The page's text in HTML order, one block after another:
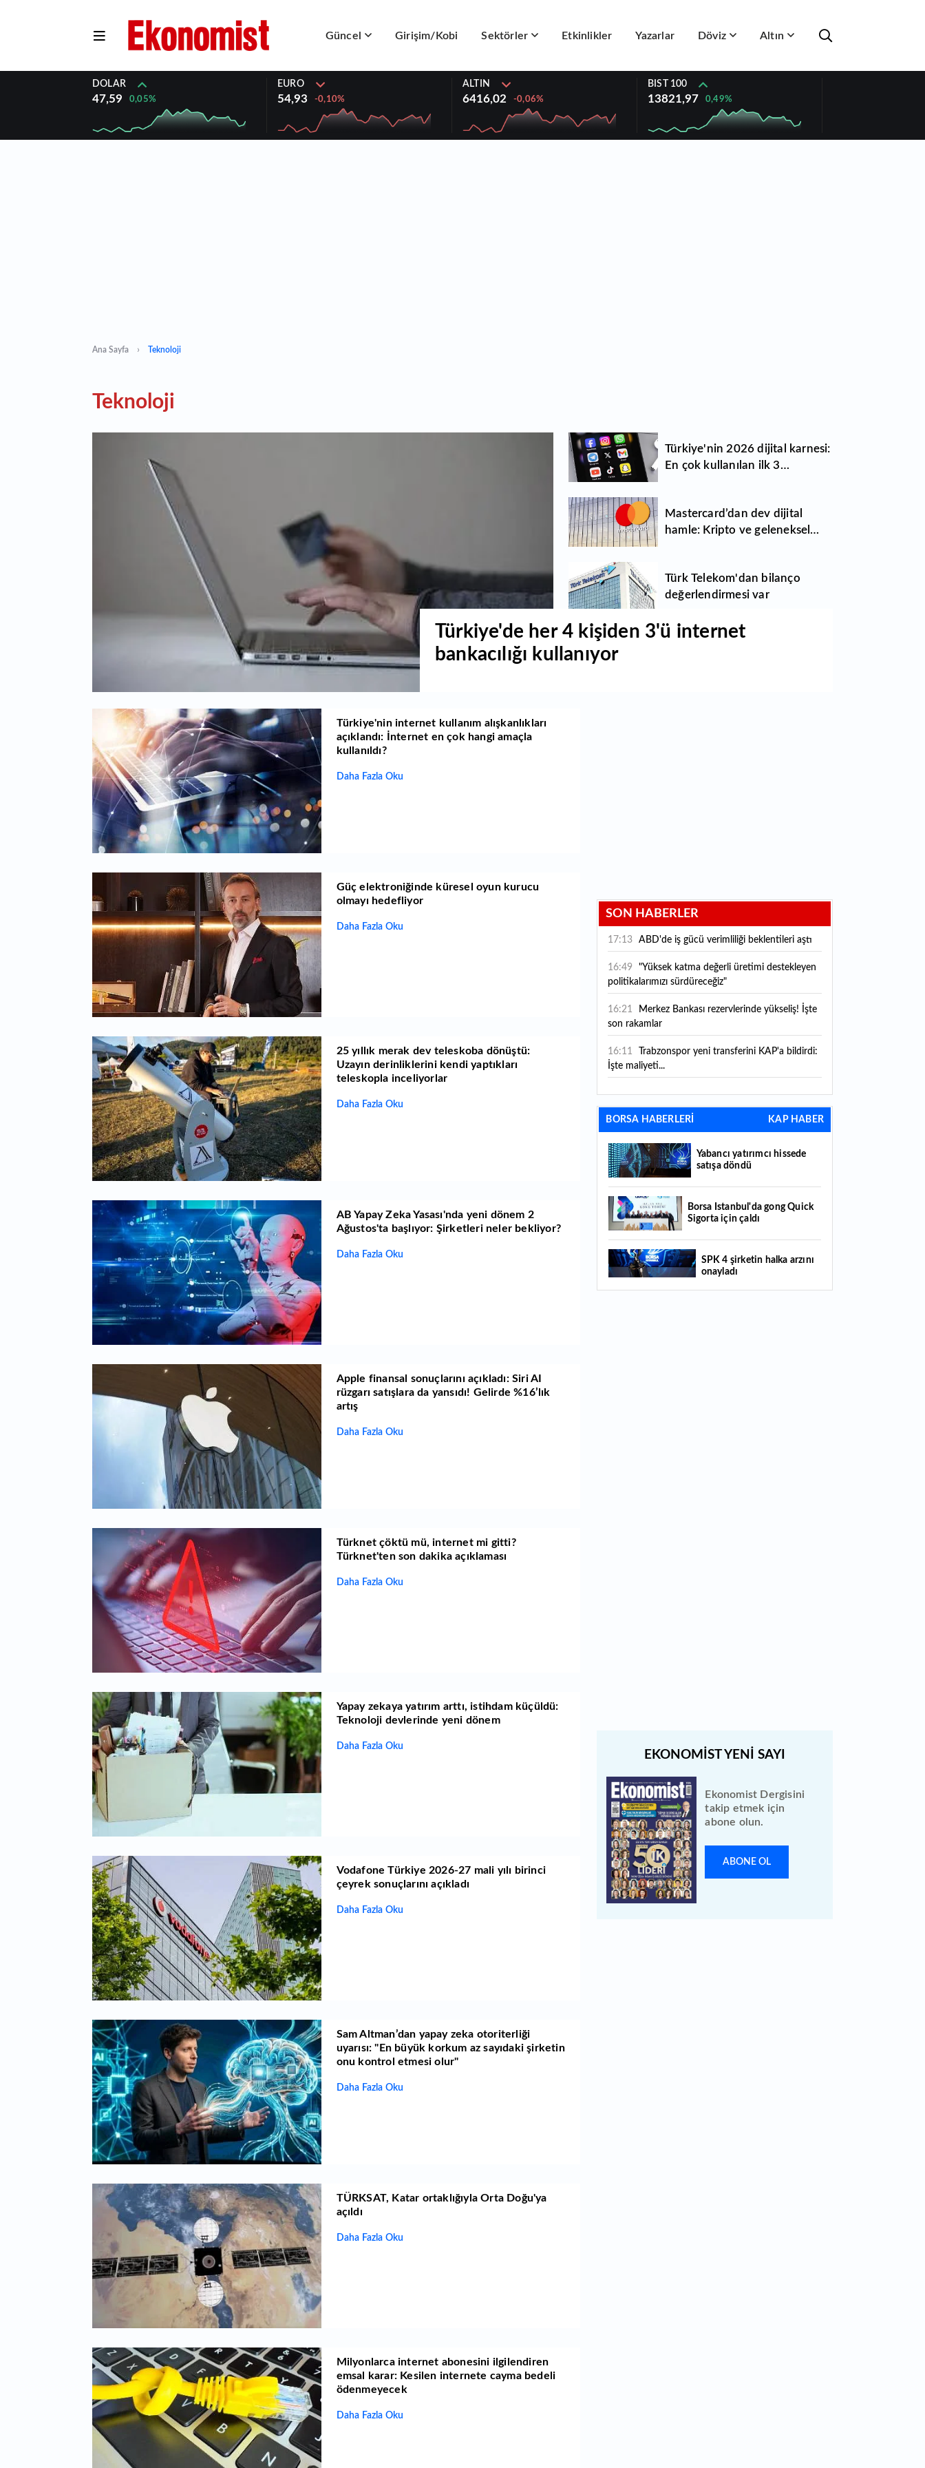
Güncel Girişim/Kobi Sektörler Etkinlikler Yazarlar Döviz Altın
DOLAR
47,59 0,05%
EURO
54,93 -0,10%
ALTIN
6416,02 -0,06%
BIST 100
13821,97 0,49%
Ana Sayfa Teknoloji
Teknoloji
Türkiye'de her 4 kişiden 3'ü internet
bankacılığı kullanıyor
Türkiye'nin 2026 dijital karnesi:
En çok kullanılan ilk 3
Mastercard’dan dev dijital
hamle: Kripto ve geleneksel
Türk Telekom'dan bilanço
değerlendirmesi var
Türkiye'nin internet kullanım alışkanlıkları
açıklandı: İnternet en çok hangi amaçla
kullanıldı?
Daha Fazla Oku
Güç elektroniğinde küresel oyun kurucu
olmayı hedefliyor
Daha Fazla Oku
25 yıllık merak dev teleskoba dönüştü:
Uzayın derinliklerini kendi yaptıkları
teleskopla inceliyorlar
Daha Fazla Oku
AB Yapay Zeka Yasası'nda yeni dönem 2
Ağustos'ta başlıyor: Şirketleri neler bekliyor?
Daha Fazla Oku
Apple finansal sonuçlarını açıkladı: Siri AI
rüzgarı satışlara da yansıdı! Gelirde %16’lık
artış
Daha Fazla Oku
Türknet çöktü mü, internet mi gitti?
Türknet'ten son dakika açıklaması
Daha Fazla Oku
Yapay zekaya yatırım arttı, istihdam küçüldü:
Teknoloji devlerinde yeni dönem
Daha Fazla Oku
Vodafone Türkiye 2026-27 mali yılı birinci
çeyrek sonuçlarını açıkladı
Daha Fazla Oku
Sam Altman’dan yapay zeka otoriterliği
uyarısı: "En büyük korkum az sayıdaki şirketin
onu kontrol etmesi olur"
Daha Fazla Oku
TÜRKSAT, Katar ortaklığıyla Orta Doğu'ya
açıldı
Daha Fazla Oku
Milyonlarca internet abonesini ilgilendiren
emsal karar: Kesilen internete cayma bedeli
ödenmeyecek
Daha Fazla Oku
SON HABERLER
17:13 ABD'de iş gücü verimliliği beklentileri aştı
16:49
"Yüksek katma değerli üretimi destekleyen
politikalarımızı sürdüreceğiz"
16:21
son rakamlar
16:11
İşte maliyeti...
16:09 TMO 2026-2027 fındık alım fiyatlarını
açıkladı!
geriledi
15:07 Yabancı yatırımcı hissede satışa döndü
14:39
liraya geriledi
14:29 Türkiye'de her 4 kişiden 3'ü internet
bankacılığı kullanıyor
14:26 Türkiye'nin 2026 dijital karnesi: En çok
BORSA HABERLERİ KAP HABER
Yabancı yatırımcı hissede
satışa döndü
Borsa İstanbul'da gong Quick
Sigorta için çaldı
SPK 4 şirketin halka arzını
onayladı
Ekonomist Dergisini
takip etmek için
abone olun.
ABONE OL